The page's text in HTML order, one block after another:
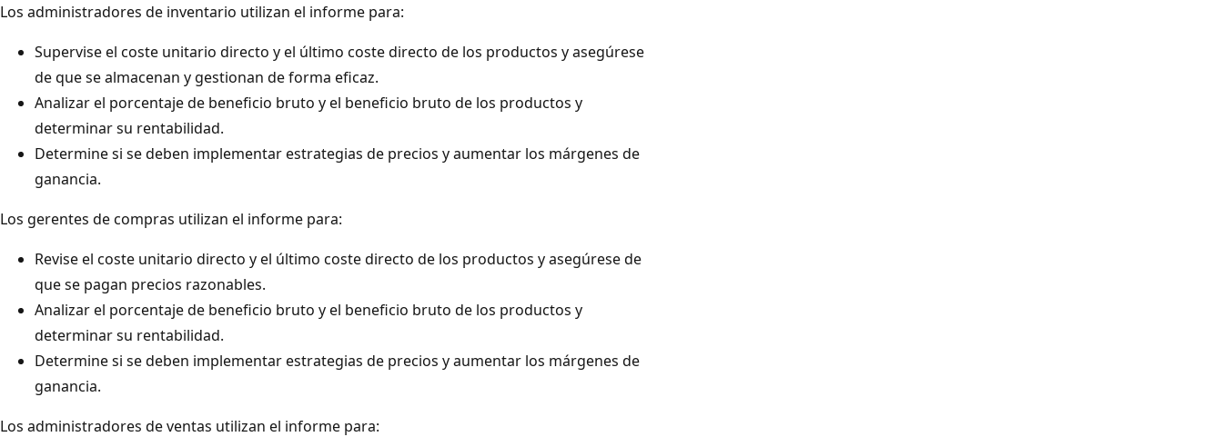
Los administradores de inventario utilizan el informe para:
Supervise el coste unitario directo y el último coste directo de los productos y asegúrese
de que se almacenan y gestionan de forma eficaz.
Analizar el porcentaje de beneficio bruto y el beneficio bruto de los productos y
determinar su rentabilidad.
Determine si se deben implementar estrategias de precios y aumentar los márgenes de
ganancia.
Los gerentes de compras utilizan el informe para:
Revise el coste unitario directo y el último coste directo de los productos y asegúrese de
que se pagan precios razonables.
Analizar el porcentaje de beneficio bruto y el beneficio bruto de los productos y
determinar su rentabilidad.
Determine si se deben implementar estrategias de precios y aumentar los márgenes de
ganancia.
Los administradores de ventas utilizan el informe para: